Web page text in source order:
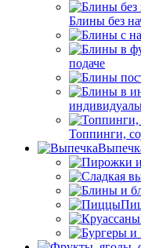
Блины без
подаче
Топпинги,